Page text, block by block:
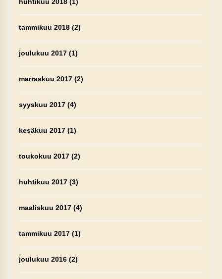
tammikuu 2018(2)
joulukuu 2017(1)
marraskuu 2017(2)
syyskuu 2017(4)
kesäkuu 2017(1)
toukokuu 2017(2)
huhtikuu 2017(3)
maaliskuu 2017(4)
tammikuu 2017(1)
joulukuu 2016(2)